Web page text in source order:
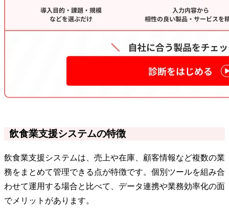
飲食業支援システムの特徴
飲食業支援システムは、売上や在庫、顧客情報など複数の業
務をまとめて管理できる点が特徴です。個別ツールを組み合
わせて運用する場合と比べて、データ連携や業務効率化の面
でメリットがあります。